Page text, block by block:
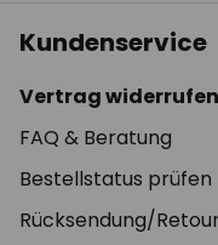
Kundenservice
Vertrag widerrufen
FAQ & Beratung
Bestellstatus prüfen
Rücksendung/